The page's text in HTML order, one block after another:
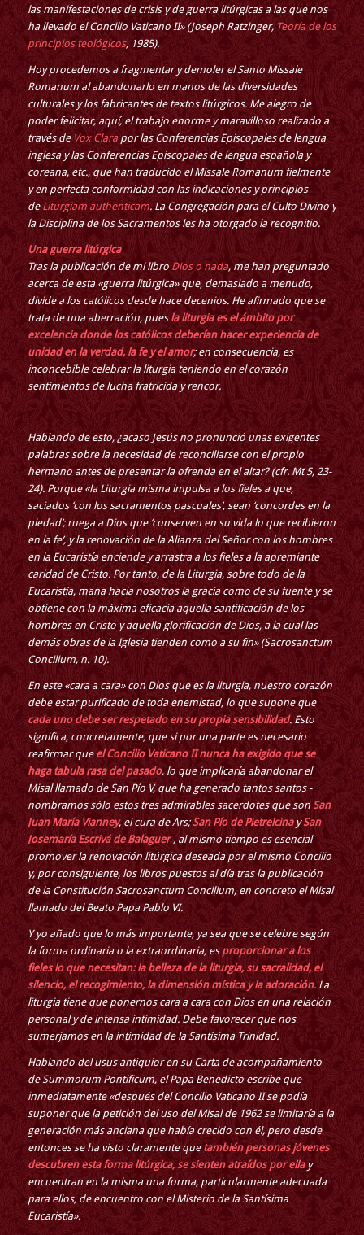
las manifestaciones de crisis y de guerra litúrgicas a las que nos
ha llevado el Concilio Vaticano II» (Joseph Ratzinger, Teoría de los
principios teológicos, 1985).
Hoy procedemos a fragmentar y demoler el Santo Missale
Romanum al abandonarlo en manos de las diversidades
culturales y los fabricantes de textos litúrgicos. Me alegro de
poder felicitar, aquí, el trabajo enorme y maravilloso realizado a
través de Vox Clarapor las Conferencias Episcopales de lengua
inglesa y las Conferencias Episcopales de lengua española y
coreana, etc., que han traducido el Missale Romanum fielmente
y en perfecta conformidad con las indicaciones y principios
de Liturgiam authenticam. La Congregación para el Culto Divino y
la Disciplina de los Sacramentos les ha otorgado la recognitio.
Una guerra litúrgica
Tras la publicación de mi libroDios o nada, me han preguntado
acerca de esta «guerra litúrgica» que, demasiado a menudo,
divide a los católicos desde hace decenios. He afirmado que se
trata de una aberración, pues la liturgia es el ámbito por
excelencia donde los católicos deberían hacer experiencia de
unidad en la verdad, la fe y el amor; en consecuencia, es
inconcebible celebrar la liturgia teniendo en el corazón
sentimientos de lucha fratricida y rencor.
Hablando de esto, ¿acaso Jesús no pronunció unas exigentes
palabras sobre la necesidad de reconciliarse con el propio
hermano antes de presentar la ofrenda en el altar? (cfr. Mt 5, 23-
24). Porque «la Liturgia misma impulsa a los fieles a que,
saciados ‘con los sacramentos pascuales’, sean ‘concordes en la
piedad’; ruega a Dios que ‘conserven en su vida lo que recibieron
en la fe’, y la renovación de la Alianza del Señor con los hombres
en la Eucaristía enciende y arrastra a los fieles a la apremiante
caridad de Cristo. Por tanto, de la Liturgia, sobre todo de la
Eucaristía, mana hacia nosotros la gracia como de su fuente y se
obtiene con la máxima eficacia aquella santificación de los
hombres en Cristo y aquella glorificación de Dios, a la cual las
demás obras de la Iglesia tienden como a su fin» (Sacrosanctum
Concilium, n. 10).
En este «cara a cara» con Dios que es la liturgia, nuestro corazón
debe estar purificado de toda enemistad, lo que supone que
cada uno debe ser respetado en su propia sensibilidad. Esto
significa, concretamente, que si por una parte es necesario
reafirmar queel Concilio Vaticano II nunca ha exigido que se
haga tabula rasa del pasado, lo que implicaría abandonar el
Misal llamado de San Pío V, que ha generado tantos santos -
nombramos sólo estos tres admirables sacerdotes que son San
Juan María Vianney, el cura de Ars;San Pío de PietrelcinaySan
Josemaría Escrivá de Balaguer-, al mismo tiempo es esencial
promover la renovación litúrgica deseada por el mismo Concilio
y, por consiguiente, los libros puestos al día tras la publicación
de la Constitución Sacrosanctum Concilium, en concreto el Misal
llamado del Beato Papa Pablo VI.
Y yo añado que lo más importante, ya sea que se celebre según
la forma ordinaria o la extraordinaria, es proporcionar a los
fieles lo que necesitan: la belleza de la liturgia, su sacralidad, el
silencio, el recogimiento, la dimensión mística y la adoración. La
liturgia tiene que ponernos cara a cara con Dios en una relación
personal y de intensa intimidad. Debe favorecer que nos
sumerjamos en la intimidad de la Santísima Trinidad.
Hablando del usus antiquior en su Carta de acompañamiento
de Summorum Pontificum, el Papa Benedicto escribe que
inmediatamente «después del Concilio Vaticano II se podía
suponer que la petición del uso del Misal de 1962 se limitaría a la
generación más anciana que había crecido con él, pero desde
entonces se ha visto claramente que también personas jóvenes
descubren esta forma litúrgica, se sienten atraídos por ellay
encuentran en la misma una forma, particularmente adecuada
para ellos, de encuentro con el Misterio de la Santísima
Eucaristía».